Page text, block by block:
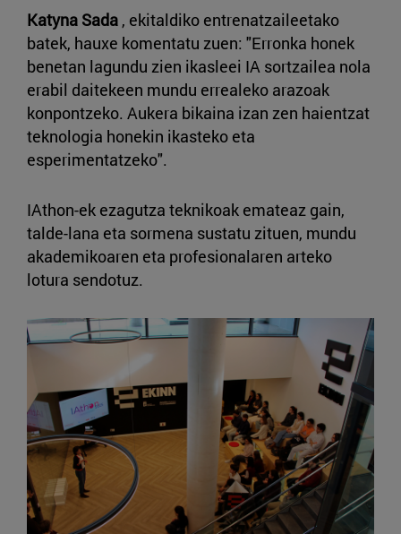
Katyna Sada , ekitaldiko entrenatzaileetako
batek, hauxe komentatu zuen: "Erronka honek
benetan lagundu zien ikasleei IA sortzailea nola
erabil daitekeen mundu errealeko arazoak
konpontzeko. Aukera bikaina izan zen haientzat
teknologia honekin ikasteko eta
esperimentatzeko".
IAthon-ek ezagutza teknikoak emateaz gain,
talde-lana eta sormena sustatu zituen, mundu
akademikoaren eta profesionalaren arteko
lotura sendotuz.